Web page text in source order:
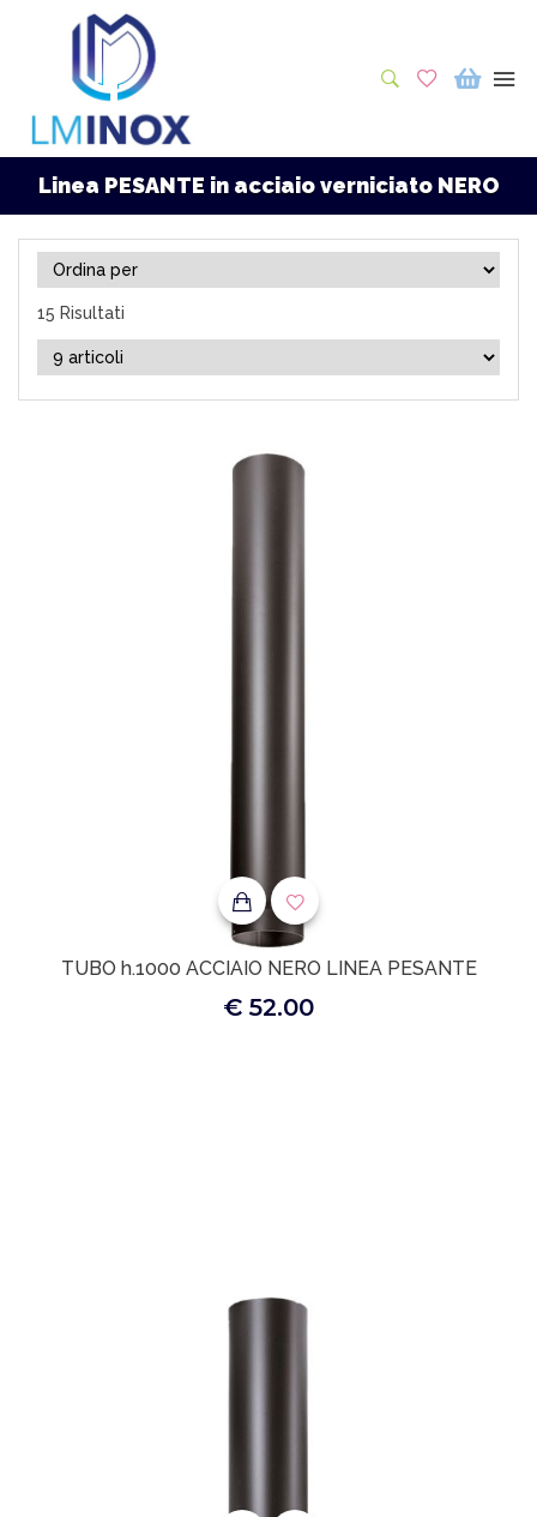
Linea PESANTE in acciaio verniciato NERO
15 Risultati
TUBO h.1000 ACCIAIO NERO LINEA PESANTE
€ 52.00